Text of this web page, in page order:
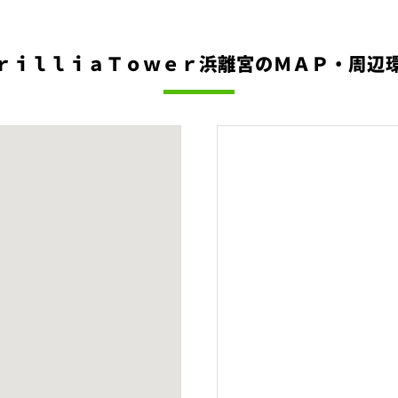
ｉｌｌｉａＴｏｗｅｒ浜離宮のＭＡＰ・周辺